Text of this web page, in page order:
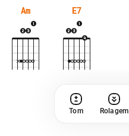
Am E7
Tom Rolagem